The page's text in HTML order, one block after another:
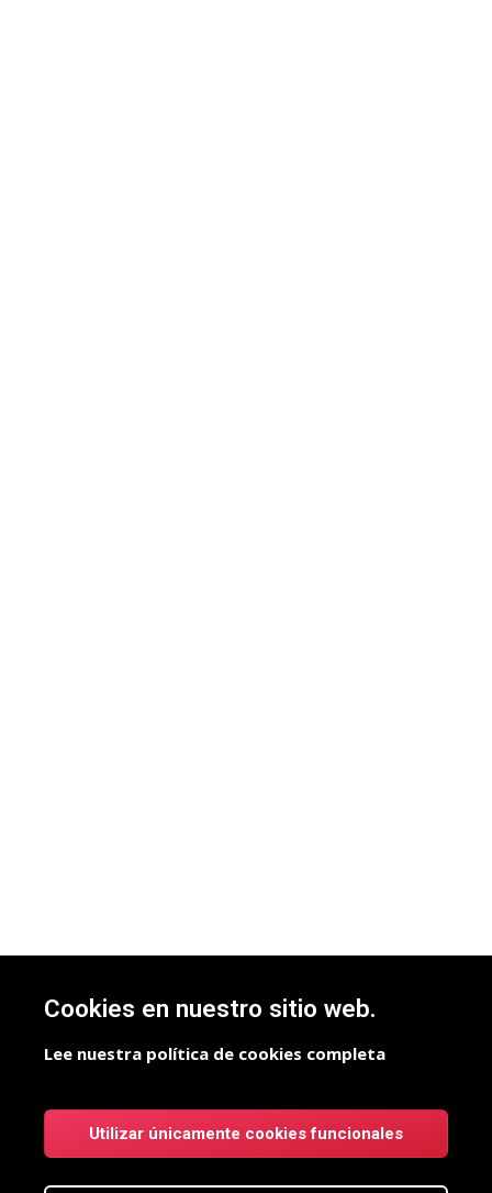
Cookies en nuestro sitio web.
Lee nuestra política de cookies completa
Utilizar únicamente cookies funcionales